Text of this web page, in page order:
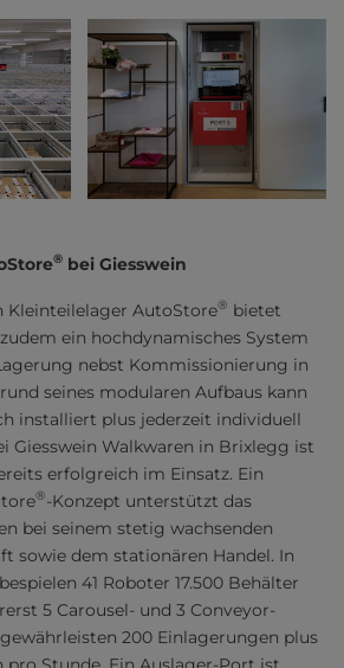
® bei Giesswein
Kleinteilelager AutoStore® bietet
ein hochdynamisches System
nebst Kommissionierung in
seines modularen Aufbaus kann
installiert plus jederzeit individuell
Giesswein Walkwaren in Brixlegg ist
erfolgreich im Einsatz. Ein
®-Konzept unterstützt das
bei seinem stetig wachsenden
sowie dem stationären Handel. In
41 Roboter 17.500 Behälter
5 Carousel- und 3 Conveyor-
200 Einlagerungen plus